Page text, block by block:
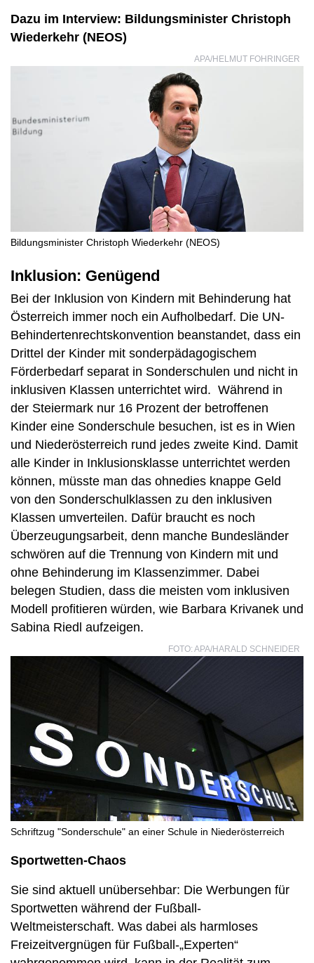
Dazu im Interview: Bildungsminister Christoph
Wiederkehr (NEOS)
APA/HELMUT FOHRINGER
Bildungsminister Christoph Wiederkehr (NEOS)
Inklusion: Genügend
Bei der Inklusion von Kindern mit Behinderung hat
Österreich immer noch ein Aufholbedarf. Die UN-
Behindertenrechtskonvention beanstandet, dass ein
Drittel der Kinder mit sonderpädagogischem
Förderbedarf separat in Sonderschulen und nicht in
inklusiven Klassen unterrichtet wird. Während in
der Steiermark nur 16 Prozent der betroffenen
Kinder eine Sonderschule besuchen, ist es in Wien
und Niederösterreich rund jedes zweite Kind. Damit
alle Kinder in Inklusionsklasse unterrichtet werden
können, müsste man das ohnedies knappe Geld
von den Sonderschulklassen zu den inklusiven
Klassen umverteilen. Dafür braucht es noch
Überzeugungsarbeit, denn manche Bundesländer
schwören auf die Trennung von Kindern mit und
ohne Behinderung im Klassenzimmer. Dabei
belegen Studien, dass die meisten vom inklusiven
Modell profitieren würden, wie Barbara Krivanek und
Sabina Riedl aufzeigen.
FOTO: APA/HARALD SCHNEIDER
Schriftzug "Sonderschule" an einer Schule in Niederösterreich
Sportwetten-Chaos
Sie sind aktuell unübersehbar: Die Werbungen für
Sportwetten während der Fußball-
Weltmeisterschaft. Was dabei als harmloses
Freizeitvergnügen für Fußball-„Experten“